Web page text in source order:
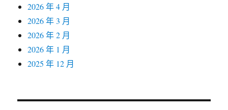
2026 年 4 月
2026 年 3 月
2026 年 2 月
2026 年 1 月
2025 年 12 月